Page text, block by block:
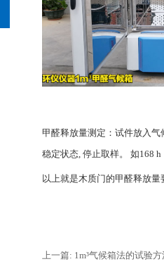
甲醛释放量测定：试件放入气
稳定状态, 停止取样。 如168
以上就是木质门的甲醛释放量
上一篇: 1m³气候箱法的试验